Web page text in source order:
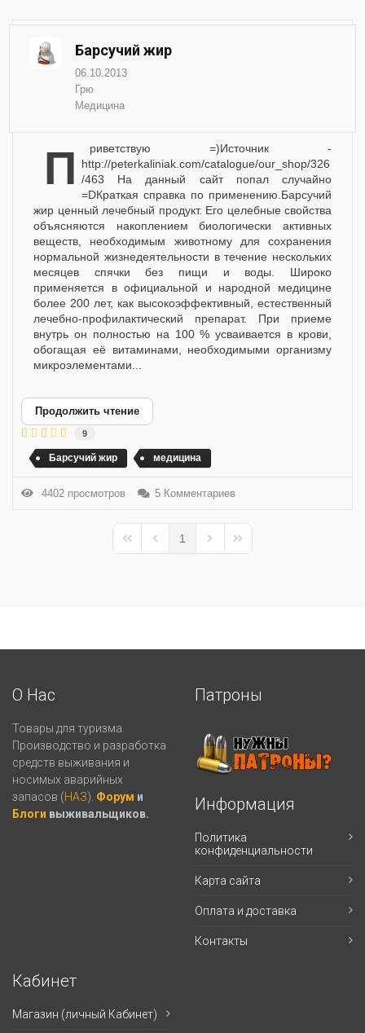
Барсучий жир
06.10.2013
Грю
Медицина
Приветствую =)Источник -
http://peterkaliniak.com/catalogue/our_shop/326
/463 На данный сайт попал случайно
=DКраткая справка по применению.Барсучий
жир ценный лечебный продукт. Его целебные свойства
объясняются накоплением биологически активных
веществ, необходимым животному для сохранения
нормальной жизнедеятельности в течение нескольких
месяцев спячки без пищи и воды. Широко
применяется в официальной и народной медицине
более 200 лет, как высокоэффективный, естественный
лечебно-профилактический препарат. При приеме
внутрь он полностью на 100 % усваивается в крови,
обогащая её витаминами, необходимыми организму
микроэлементами...
Продолжить чтение
9
Барсучий жир медицина
4402 просмотров 5 Комментариев
First PagePrevious Page
1
Next PageLast Page
О Нас
Товары для туризма.
Производство и разработка
средств выживания и
носимых аварийных
запасов (НАЗ). Форум и
Блоги выживальщиков.
Патроны
Информация
Политика
конфиденциальности
Карта сайта
Оплата и доставка
Контакты
Кабинет
Магазин (личный Кабинет)